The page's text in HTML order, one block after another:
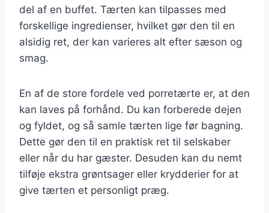
del af en buffet. Tærten kan tilpasses med
forskellige ingredienser, hvilket gør den til en
alsidig ret, der kan varieres alt efter sæson og
smag.
En af de store fordele ved porretærte er, at den
kan laves på forhånd. Du kan forberede dejen
og fyldet, og så samle tærten lige før bagning.
Dette gør den til en praktisk ret til selskaber
eller når du har gæster. Desuden kan du nemt
tilføje ekstra grøntsager eller krydderier for at
give tærten et personligt præg.